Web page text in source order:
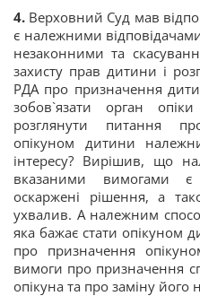
4. Верховний Суд мав
є належними
незаконними та
захисту прав дитини і
РДА про призначення
зобов`язати орган
розглянути питання
опікуном дитини
інтересу? Вирішив, що
вказаними вимогами є
оскаржені рішення, а
ухвалив. А належним
яка бажає стати опікуном
про призначення
вимоги про призначення
опікуна та про заміну його